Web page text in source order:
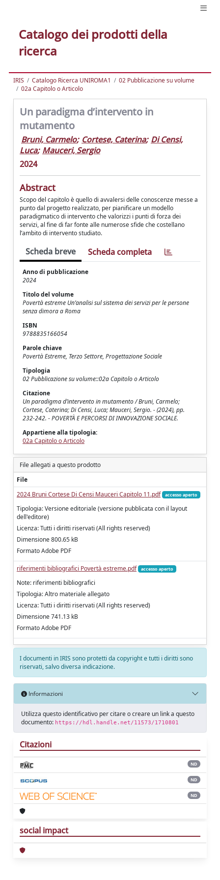
Catalogo dei prodotti della
ricerca
IRIS Catalogo Ricerca UNIROMA1
02 Pubblicazione su volume
02a Capitolo o Articolo
Un paradigma d’intervento in
mutamento
Bruni, Carmelo; Cortese, Caterina; Di Censi,
Luca; Mauceri, Sergio
2024
Abstract
Scopo del capitolo è quello di avvalersi delle conoscenze messe a
punto dal progetto realizzato, per pianificare un modello
paradigmatico di intervento che valorizzi i punti di forza dei
servizi, al fine di far fonte alle numerose sfide che costellano
l’ambito di intervento studiato.
Scheda breve Scheda completa
Anno di pubblicazione
2024
Titolo del volume
Povertà estreme Un’analisi sul sistema dei servizi per le persone
senza dimora a Roma
ISBN
9788835166054
Parole chiave
Povertà Estreme, Terzo Settore, Progettazione Sociale
Tipologia
02 Pubblicazione su volume::02a Capitolo o Articolo
Citazione
Un paradigma d’intervento in mutamento / Bruni, Carmelo;
Cortese, Caterina; Di Censi, Luca; Mauceri, Sergio. - (2024), pp.
232-242. - POVERTÀ E PERCORSI DI INNOVAZIONE SOCIALE.
Appartiene alla tipologia:
02a Capitolo o Articolo
File allegati a questo prodotto
File
2024 Bruni Cortese Di Censi Mauceri Capitolo 11.pdf
accesso aperto
Tipologia: Versione editoriale (versione pubblicata con il layout
dell'editore)
Licenza: Tutti i diritti riservati (All rights reserved)
Dimensione 800.65 kB
Formato Adobe PDF
riferimenti bibliografici Povertà estreme.pdf accesso aperto
Note: riferimenti bibliografici
Tipologia: Altro materiale allegato
Licenza: Tutti i diritti riservati (All rights reserved)
Dimensione 741.13 kB
Formato Adobe PDF
I documenti in IRIS sono protetti da copyright e tutti i diritti sono
riservati, salvo diversa indicazione.
Informazioni
Utilizza questo identificativo per citare o creare un link a questo
documento: https://hdl.handle.net/11573/1710801
Citazioni
ND
ND
ND
social impact